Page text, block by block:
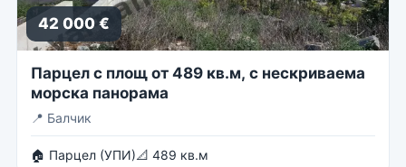
42 000 €
Парцел с площ от 489 кв.м, с нескриваема
морска панорама
📍 Балчик
🏠 Парцел (УПИ)📐 489 кв.м